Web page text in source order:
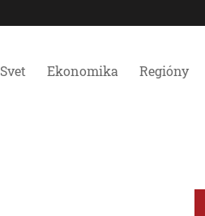
Svet Ekonomika Regióny